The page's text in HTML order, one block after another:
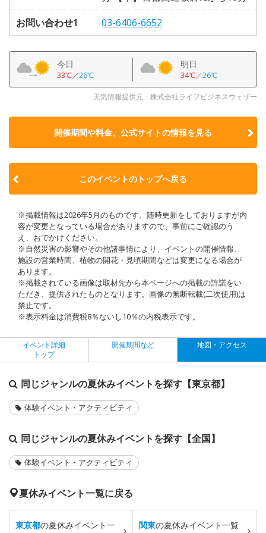
お問い合わせ1
03-6406-6652
今日
33℃／26℃
明日
34℃／26℃
天気情報提供元：株式会社ライフビジネスウェザー
開催期間や料金、公式サイトの情報を見る
このイベントのトップへ戻る
※掲載情報は2026年5月のものです。随時更新をしておりますが内
容が変更となっている場合がありますので、事前にご確認のう
え、おでかけください。
※自然災害の影響やその他諸事情により、イベントの開催情報、
施設の営業時間、植物の開花・見頃期間などは変更になる場合が
あります。
※掲載されている画像は取材先から本ページへの掲載の許諾をい
ただき、提供されたものとなります。画像の無断転載(二次使用)は
禁止です。
※表示料金は消費税8％ないし10％の内税表示です。
イベント詳細
トップ
開催期間など 地図・アクセス
同じジャンルの夏休みイベントを探す【東京都】
体験イベント・アクティビティ
同じジャンルの夏休みイベントを探す【全国】
体験イベント・アクティビティ
夏休みイベント一覧に戻る
東京都の夏休みイベント一
関東の夏休みイベント一覧